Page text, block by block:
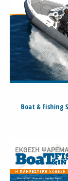
Boat & Fishing